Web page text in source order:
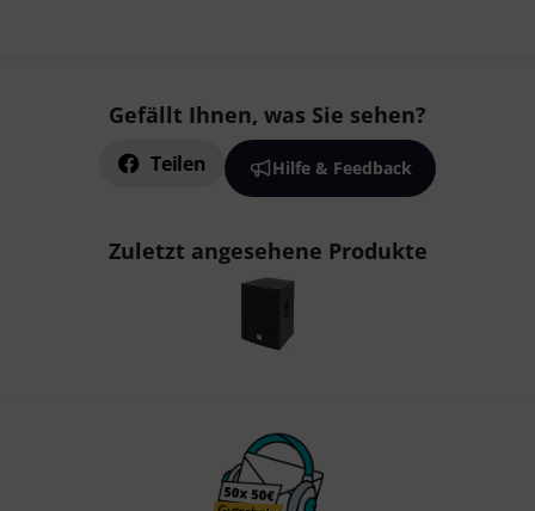
Gefällt Ihnen, was Sie sehen?
Teilen Hilfe & Feedback
Zuletzt angesehene Produkte